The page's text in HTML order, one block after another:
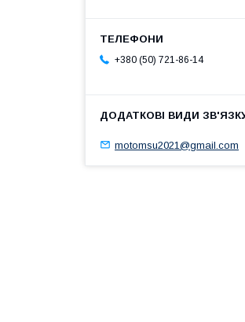
+380 (50) 721-86-14
motomsu2021@gmail.com